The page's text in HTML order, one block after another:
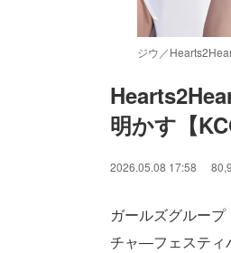
ジウ／
明かす【
2026.05.08 17:58
ガールズグループ
チャ―フェスティ